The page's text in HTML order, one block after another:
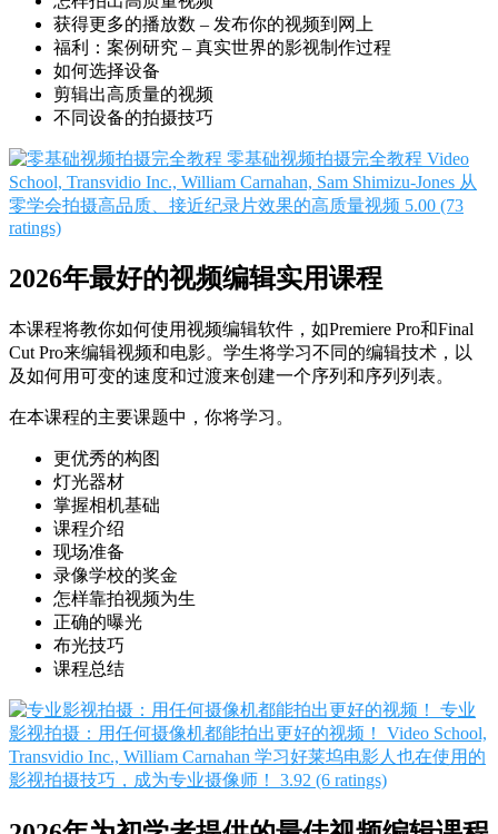
获得更多的播放数 – 发布你的视频到网上
福利：案例研究 – 真实世界的影视制作过程
如何选择设备
剪辑出高质量的视频
不同设备的拍摄技巧
零基础视频拍摄完全教程 Video
School, Transvidio Inc., William Carnahan, Sam Shimizu-Jones 从
零学会拍摄高品质、接近纪录片效果的高质量视频 5.00 (73
ratings)
2026年最好的视频编辑实用课程
本课程将教你如何使用视频编辑软件，如Premiere Pro和Final
Cut Pro来编辑视频和电影。学生将学习不同的编辑技术，以
及如何用可变的速度和过渡来创建一个序列和序列列表。
在本课程的主要课题中，你将学习。
更优秀的构图
灯光器材
掌握相机基础
课程介绍
现场准备
录像学校的奖金
怎样靠拍视频为生
正确的曝光
布光技巧
课程总结
专业
影视拍摄：用任何摄像机都能拍出更好的视频！
Video School,
Transvidio Inc., William Carnahan 学习好莱坞电影人也在使用的
影视拍摄技巧，成为专业摄像师！
3.92 (6 ratings)